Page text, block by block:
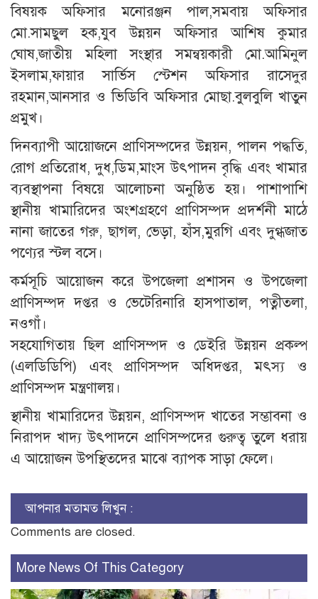
বিষয়ক অফিসার মনোরঞ্জন পাল,সমবায় অফিসার
মো.সামছুল হক,যুব উন্নয়ন অফিসার আশিষ কুমার
ঘোষ,জাতীয় মহিলা সংস্থার সমন্বয়কারী মো.আমিনুল
ইসলাম,ফায়ার সার্ভিস স্টেশন অফিসার রাসেদুর
রহমান,আনসার ও ভিডিবি অফিসার মোছা.বুলবুলি খাতুন
প্রমুখ।
দিনব্যাপী আয়োজনে প্রাণিসম্পদের উন্নয়ন, পালন পদ্ধতি,
রোগ প্রতিরোধ, দুধ,ডিম,মাংস উৎপাদন বৃদ্ধি এবং খামার
ব্যবস্থাপনা বিষয়ে আলোচনা অনুষ্ঠিত হয়। পাশাপাশি
স্থানীয় খামারিদের অংশগ্রহণে প্রাণিসম্পদ প্রদর্শনী মাঠে
নানা জাতের গরু, ছাগল, ভেড়া, হাঁস,মুরগি এবং দুগ্ধজাত
পণ্যের স্টল বসে।
কর্মসূচি আয়োজন করে উপজেলা প্রশাসন ও উপজেলা
প্রাণিসম্পদ দপ্তর ও ভেটেরিনারি হাসপাতাল, পত্নীতলা,
নওগাঁ।
সহযোগিতায় ছিল প্রাণিসম্পদ ও ডেইরি উন্নয়ন প্রকল্প
(এলডিডিপি) এবং প্রাণিসম্পদ অধিদপ্তর, মৎস্য ও
প্রাণিসম্পদ মন্ত্রণালয়।
স্থানীয় খামারিদের উন্নয়ন, প্রাণিসম্পদ খাতের সম্ভাবনা ও
নিরাপদ খাদ্য উৎপাদনে প্রাণিসম্পদের গুরুত্ব তুলে ধরায়
এ আয়োজন উপস্থিতদের মাঝে ব্যাপক সাড়া ফেলে।
আপনার মতামত লিখুন :
Comments are closed.
More News Of This Category